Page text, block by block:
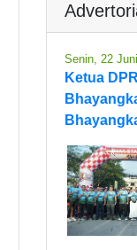
Senin, 22
Ketua